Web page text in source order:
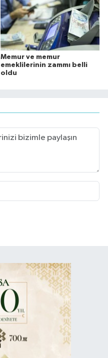
Memur ve memur
emeklilerinin zammı belli
oldu